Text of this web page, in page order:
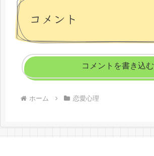
コメント
コメントを書き込む
ホーム 恋愛心理